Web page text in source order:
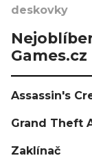
deskovky
Games.cz
Assassin's
Grand Theft
Zaklínač